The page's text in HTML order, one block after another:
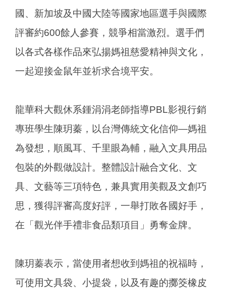
國、新加坡及中國大陸等國家地區選手與國際
評審約600餘人參賽，競爭相當激烈。選手們
以各式各樣作品來弘揚媽祖慈愛精神與文化，
一起迎接金鼠年並祈求合境平安。
龍華科大觀休系鍾涓涓老師指導PBL影視行銷
專班學生陳玥蓁，以台灣傳統文化信仰—媽祖
為發想，順風耳、千里眼為輔，融入文具用品
包裝的外觀做設計。整體設計融合文化、文
具、文藝等三項特色，兼具實用美觀及文創巧
思，獲得評審高度好評，一舉打敗各國好手，
在「觀光伴手禮非食品類項目」勇奪金牌。
陳玥蓁表示，當使用者想收到媽祖的祝福時，
可使用文具袋、小提袋，以及有趣的擲筊橡皮